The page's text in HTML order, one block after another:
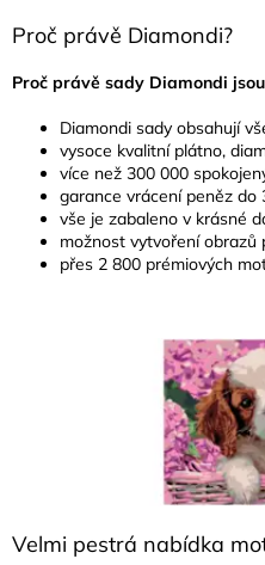
Proč právě Diamondi?
Proč právě sady Diamondi
Diamondi sady obsahují
vysoce kvalitní plátno,
více než 300 000
garance vrácení peněz do
vše je zabaleno v krásné
možnost vytvoření
přes 2 800 prémiových
Velmi pestrá nabídka